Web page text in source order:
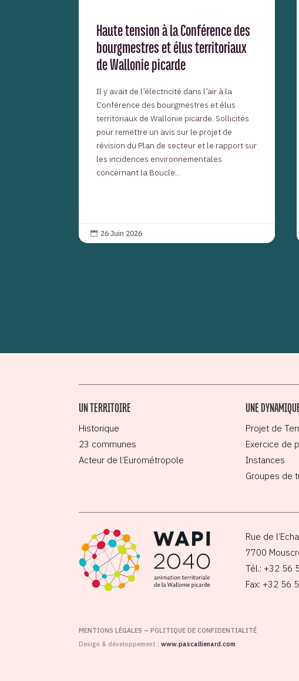
Haute tension à la Conférence des
bourgmestres et élus territoriaux
de Wallonie picarde
Il y avait de l’électricité dans l’air à la
Conférence des bourgmestres et élus
territoriaux de Wallonie picarde. Sollicités
pour remettre un avis sur le projet de
révision du Plan de secteur et le rapport sur
les incidences environnementales
concernant la Boucle...
 26 Juin 2026
UN TERRITOIRE
Historique
23 communes
Acteur de l’Eurométropole
UNE
Projet de
Exercice de
Instances
Groupes de
Rue de
7700
Tél.: +32 56
Fax: +32 56
MENTIONS LÉGALES –POLITIQUE DE CONFIDENTIALITÉ
Design & développement :www.pascallienard.com